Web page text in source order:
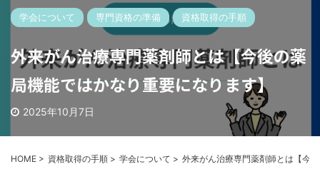
学会について 専門資格の準備 資格取得の手順
外来がん治療専門薬剤師とは【今後の薬
局機能ではかなり重要になります】
2025年10月7日
HOME > 資格取得の手順 > 学会について > 外来がん治療専門薬剤師とは【今